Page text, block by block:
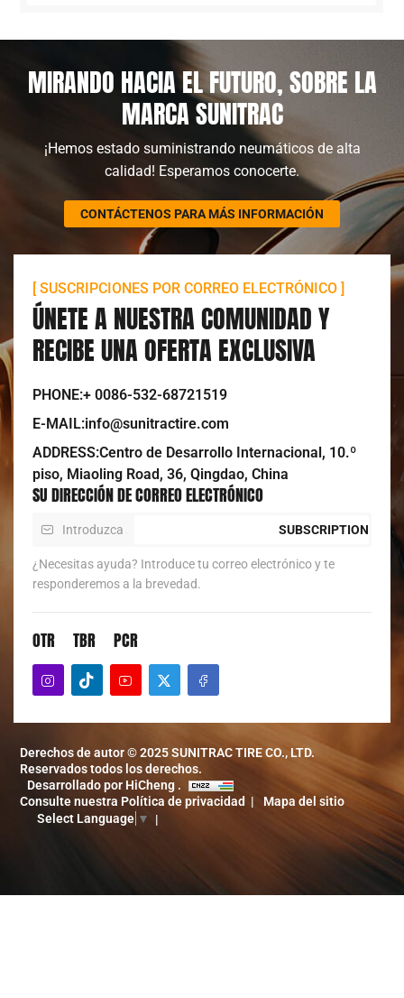
MIRANDO HACIA EL FUTURO, SOBRE LA
MARCA SUNITRAC
¡Hemos estado suministrando neumáticos de alta
calidad! Esperamos conocerte.
CONTÁCTENOS PARA MÁS INFORMACIÓN
[ SUSCRIPCIONES POR CORREO ELECTRÓNICO ]
ÚNETE A NUESTRA COMUNIDAD Y
RECIBE UNA OFERTA EXCLUSIVA
PHONE:+ 0086-532-68721519
E-MAIL:info@sunitractire.com
ADDRESS:Centro de Desarrollo Internacional, 10.º
piso, Miaoling Road, 36, Qingdao, China
SU DIRECCIÓN DE CORREO ELECTRÓNICO
SUBSCRIPTION
¿Necesitas ayuda? Introduce tu correo electrónico y te
responderemos a la brevedad.
OTR TBR PCR
Derechos de autor © 2025 SUNITRAC TIRE CO., LTD.
Reservados todos los derechos.
Desarrollado por HiCheng .
Consulte nuestra Política de privacidad
Mapa del sitio
Select Language ▼